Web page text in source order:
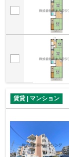
賃貸 | マンション